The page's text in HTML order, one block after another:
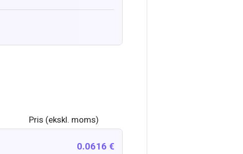
Pris (ekskl. moms)
0.0616 €